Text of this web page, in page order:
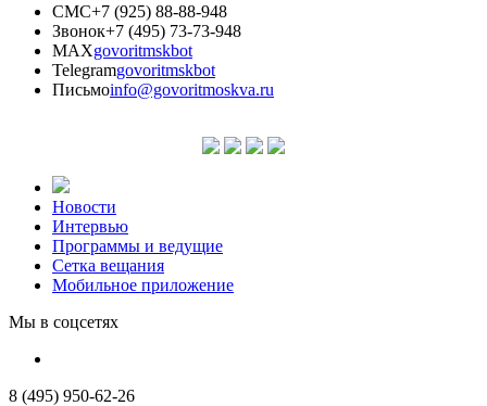
СМС+7 (925) 88-88-948
Звонок+7 (495) 73-73-948
MAXgovoritmskbot
Telegramgovoritmskbot
Письмоinfo@govoritmoskva.ru
Новости
Интервью
Программы и ведущие
Сетка вещания
Мобильное приложение
Мы в соцсетях
8 (495) 950-62-26